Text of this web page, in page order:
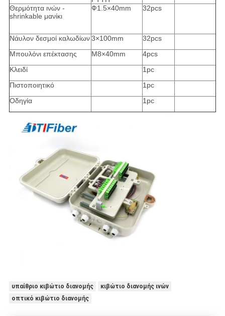
Θερμότητα ινών -
shrinkable μανίκι
Ф1.5×40mm 32pcs
Νάυλον δεσμοί καλωδίων3×100mm
32pcs
Μπουλόνι επέκτασης
M8×40mm
4pcs
Κλειδί
1pc
Πιστοποιητικό
1pc
Οδηγία
1pc
υπαίθριο κιβώτιο διανομής
κιβώτιο διανομής ινών
οπτικό κιβώτιο διανομής